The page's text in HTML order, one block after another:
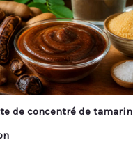
de concentré de tamarin